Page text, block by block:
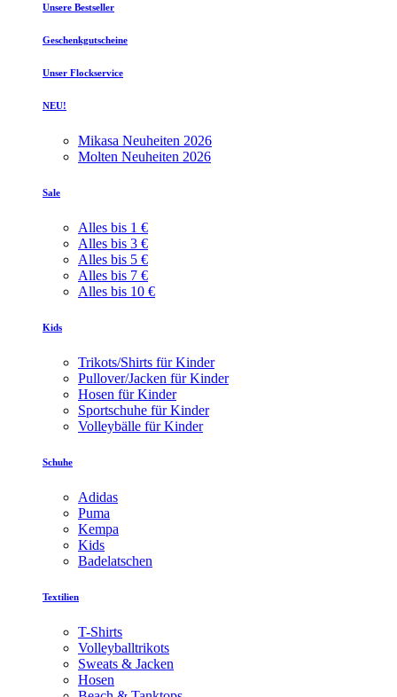
Unsere Bestseller
Geschenkgutscheine
Unser Flockservice
NEU!
Mikasa Neuheiten 2026
Molten Neuheiten 2026
Sale
Alles bis 1 €
Alles bis 3 €
Alles bis 5 €
Alles bis 7 €
Alles bis 10 €
Kids
Trikots/Shirts für Kinder
Pullover/Jacken für Kinder
Hosen für Kinder
Sportschuhe für Kinder
Volleybälle für Kinder
Schuhe
Adidas
Puma
Kempa
Kids
Badelatschen
Textilien
T-Shirts
Volleyballtrikots
Sweats & Jacken
Hosen